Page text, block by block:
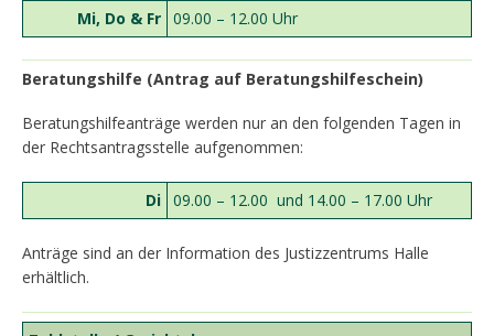
Mi, Do & Fr 09.00 – 12.00 Uhr
Beratungshilfe (Antrag auf Beratungshilfeschein)
Beratungshilfeanträge werden nur an den folgenden Tagen in
der Rechtsantragsstelle aufgenommen:
Di 09.00 – 12.00 und 14.00 – 17.00 Uhr
Anträge sind an der Information des Justizzentrums Halle
erhältlich.